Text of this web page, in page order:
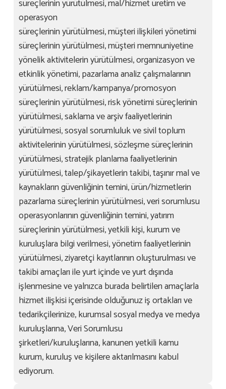
süreçlerinin yürütülmesi, mal/hizmet üretim ve
operasyon
süreçlerinin yürütülmesi, müşteri ilişkileri yönetimi
süreçlerinin yürütülmesi, müşteri memnuniyetine
yönelik aktivitelerin yürütülmesi, organizasyon ve
etkinlik yönetimi, pazarlama analiz çalışmalarının
yürütülmesi, reklam/kampanya/promosyon
süreçlerinin yürütülmesi, risk yönetimi süreçlerinin
yürütülmesi, saklama ve arşiv faaliyetlerinin
yürütülmesi, sosyal sorumluluk ve sivil toplum
aktivitelerinin yürütülmesi, sözleşme süreçlerinin
yürütülmesi, stratejik planlama faaliyetlerinin
yürütülmesi, talep/şikayetlerin takibi, taşınır mal ve
kaynakların güvenliğinin temini, ürün/hizmetlerin
pazarlama süreçlerinin yürütülmesi, veri sorumlusu
operasyonlarının güvenliğinin temini, yatırım
süreçlerinin yürütülmesi, yetkili kişi, kurum ve
kuruluşlara bilgi verilmesi, yönetim faaliyetlerinin
yürütülmesi, ziyaretçi kayıtlarının oluşturulması ve
takibi amaçları ile yurt içinde ve yurt dışında
işlenmesine ve yalnızca burada belirtilen amaçlarla
hizmet ilişkisi içerisinde olduğunuz iş ortakları ve
tedarikçilerinize, kurumsal sosyal medya ve medya
kuruluşlarına, Veri Sorumlusu
şirketleri/kuruluşlarına, kanunen yetkili kamu
kurum, kuruluş ve kişilere aktarılmasını kabul
ediyorum.